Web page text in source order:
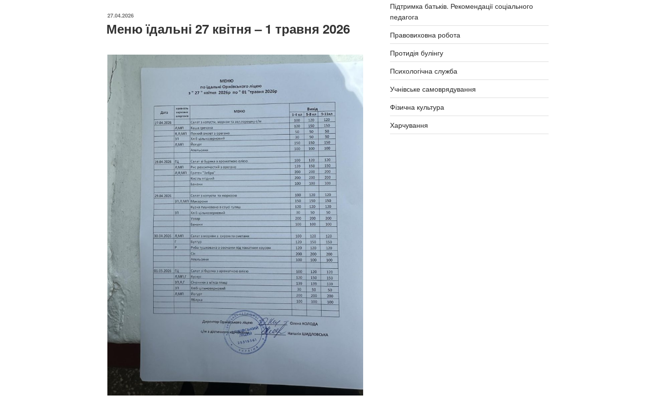
ОПУБЛІКОВАНО
27.04.2026
Меню їдальні 27 квітня – 1 травня 2026
Підтримка батьків. Рекомендації соціального
педагога
Правовиховна робота
Протидія булінгу
Психологічна служба
Учнівське самоврядування
Фізична культура
Харчування